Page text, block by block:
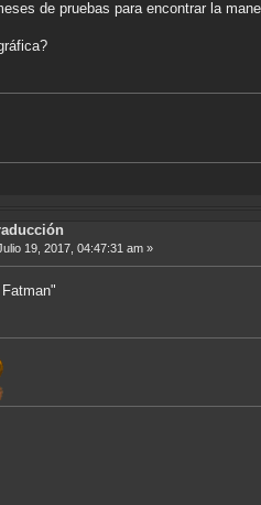
de pruebas para encontrar la
19, 2017, 04:47:31 am »